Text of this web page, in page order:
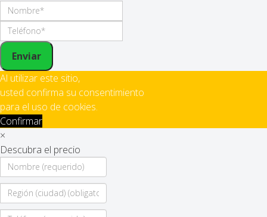
Enviar
Al utilizar este sitio,
usted confirma su consentimiento
para el uso de cookies.
Confirmar
×
Descubra el precio